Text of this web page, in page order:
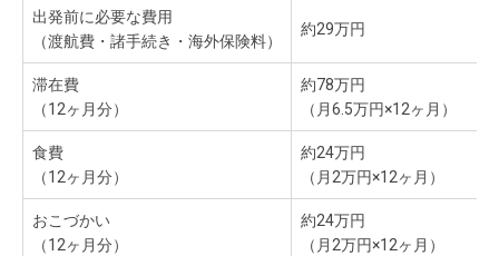
出発前に必要な費用
（渡航費・諸手続き・海外保険料）
約29万円
滞在費
（12ヶ月分）
約78万円
（月6.5万円×12ヶ月）
食費
（12ヶ月分）
約24万円
（月2万円×12ヶ月）
おこづかい
（12ヶ月分）
約24万円
（月2万円×12ヶ月）